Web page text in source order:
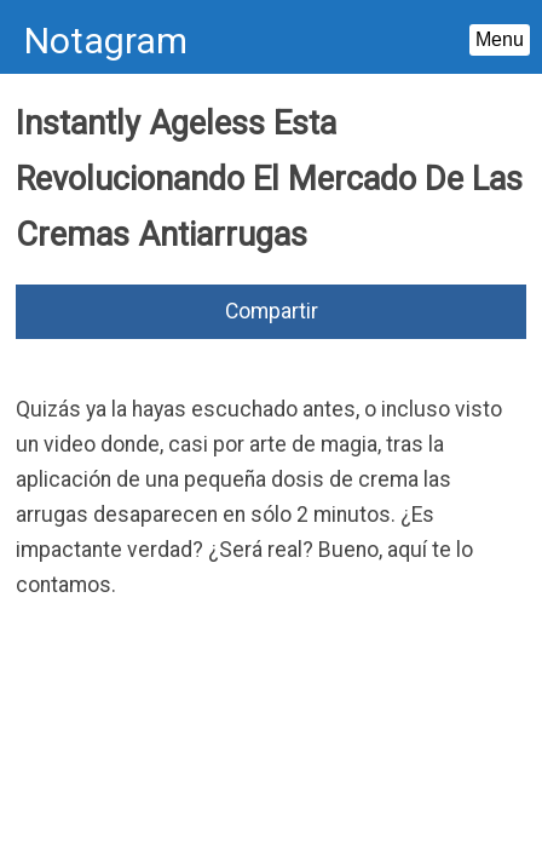
Notagram Menu
content
Instantly Ageless Esta
Revolucionando El Mercado De Las
Cremas Antiarrugas
Compartir
Quizás ya la hayas escuchado antes, o incluso visto
un video donde, casi por arte de magia, tras la
aplicación de una pequeña dosis de crema las
arrugas desaparecen en sólo 2 minutos. ¿Es
impactante verdad? ¿Será real? Bueno, aquí te lo
contamos.